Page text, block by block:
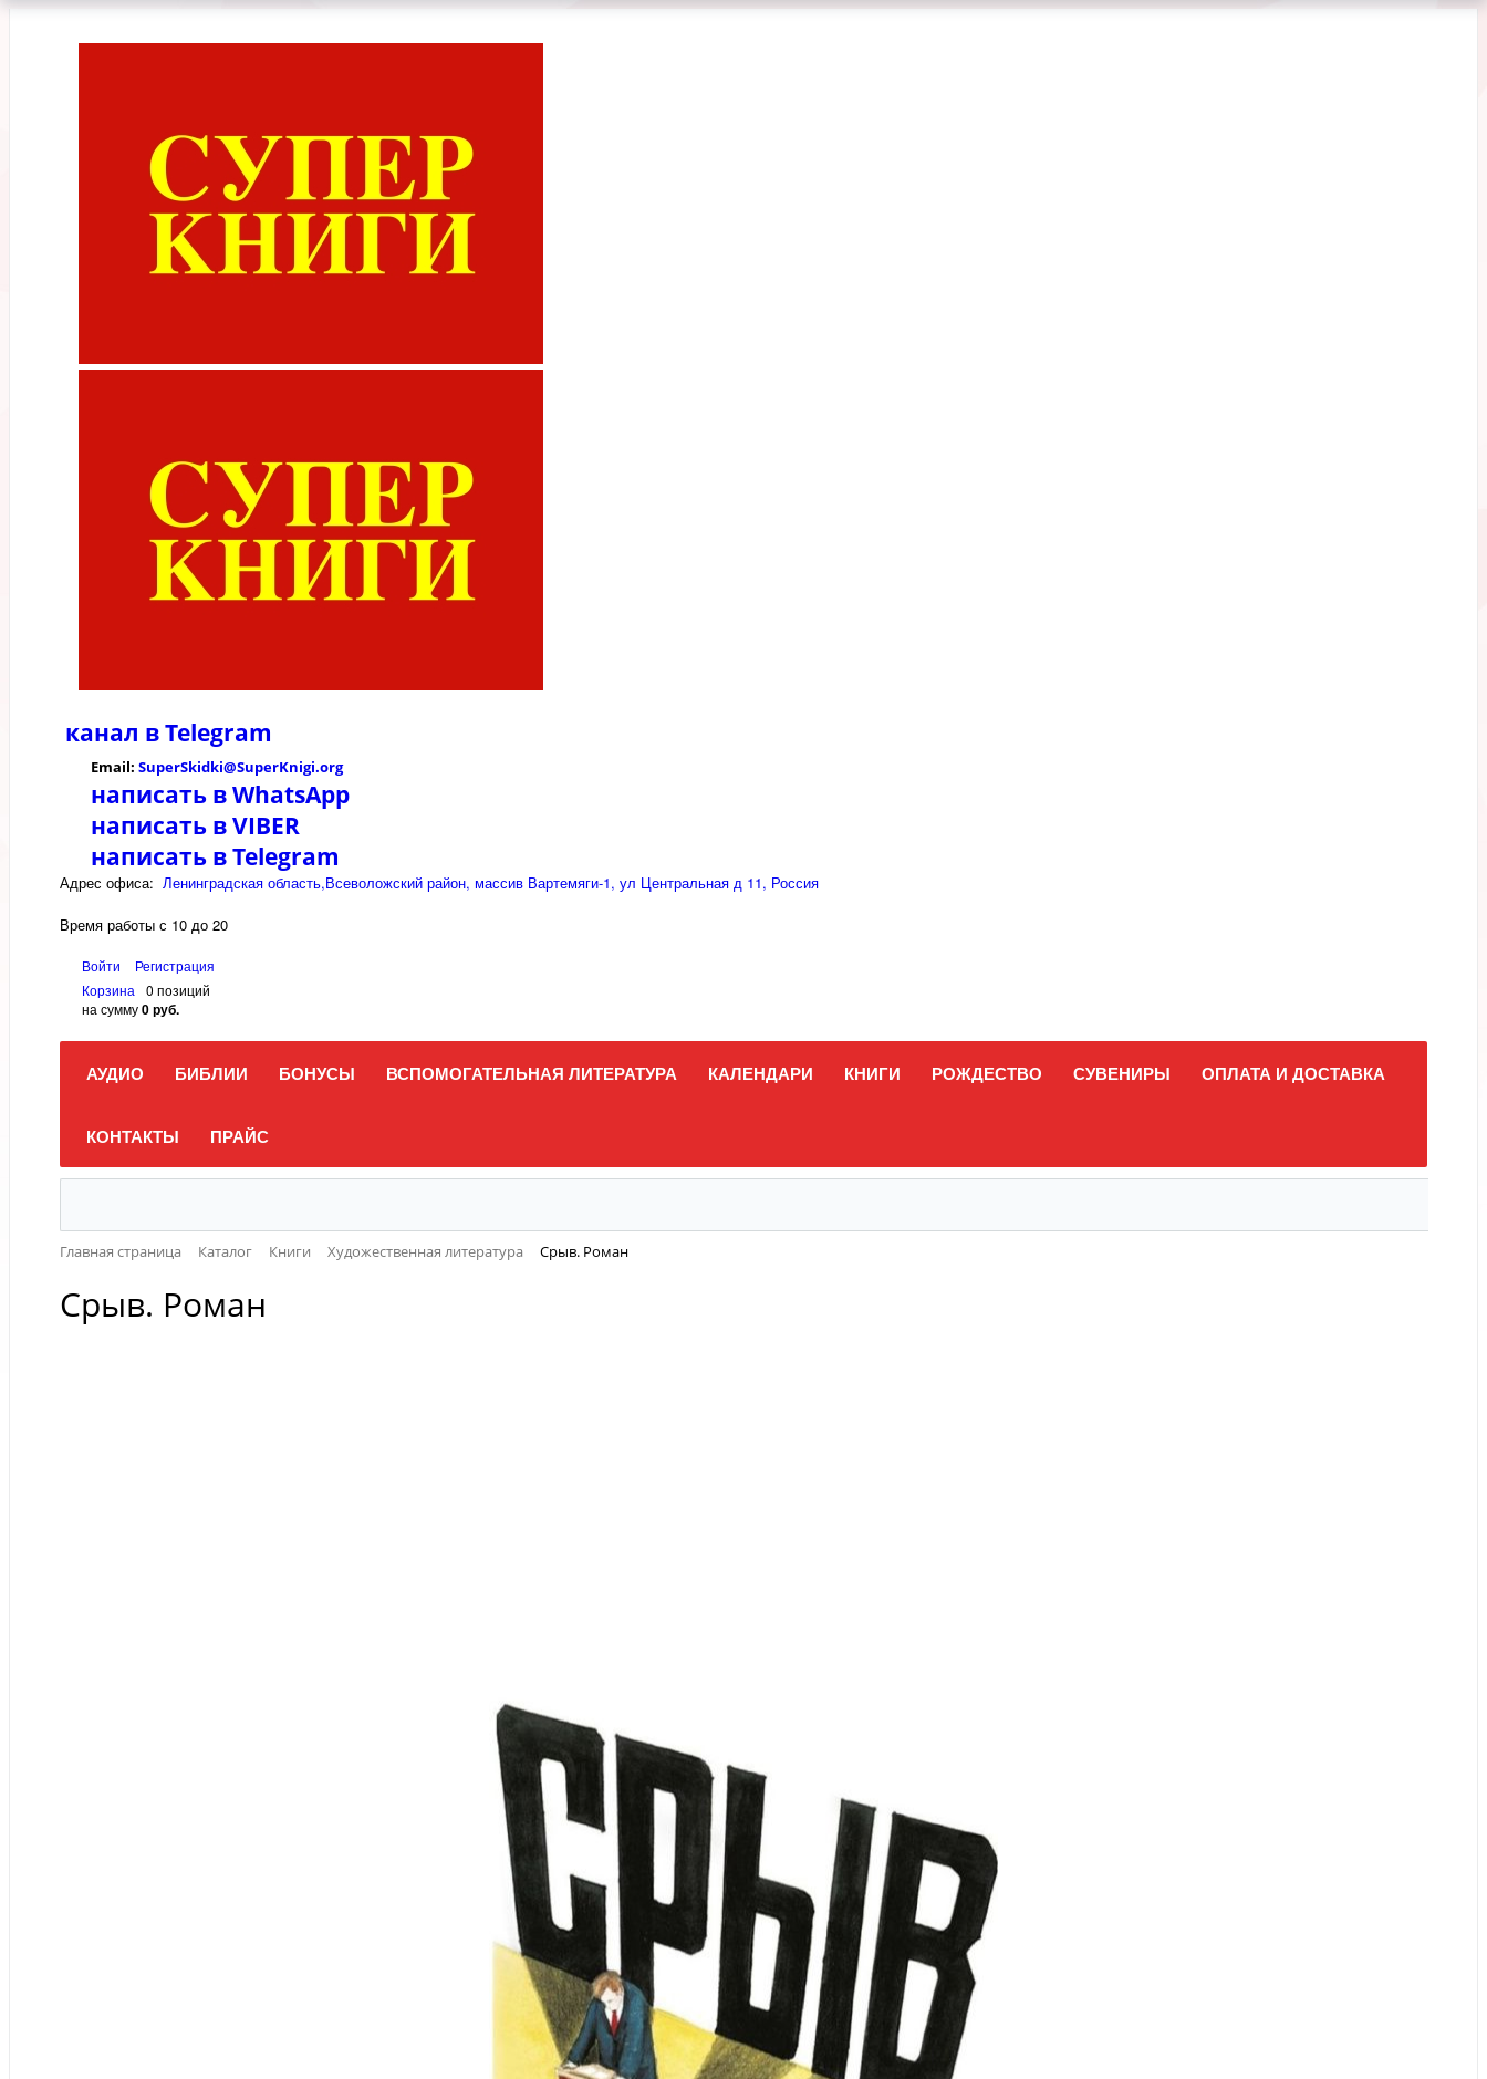
канал вTelegram
Email: SuperSkidki@SuperKnigi.org
написать в WhatsApp
написать в VIBER
написать в Telegram
Адрес офиса: Ленинградская область,Всеволожский район, массив Вартемяги-1, ул Центральная д 11, Россия
Время работы с 10 до 20
Войти
Регистрация
Корзина
0 позиций
на сумму0 руб.
АУДИО БИБЛИИ БОНУСЫ ВСПОМОГАТЕЛЬНАЯ ЛИТЕРАТУРА КАЛЕНДАРИ КНИГИ РОЖДЕСТВО СУВЕНИРЫ ОПЛАТА И ДОСТАВКА
КОНТАКТЫ ПРАЙС
Главная страница Каталог Книги Художественная литература Срыв. Роман
Срыв. Роман